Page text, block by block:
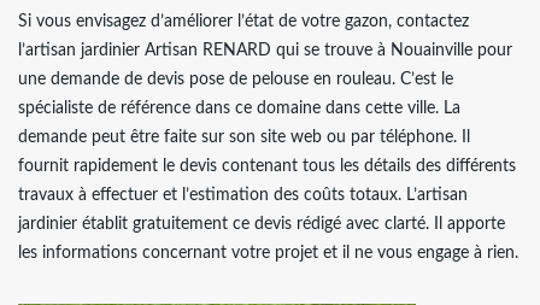
Si vous envisagez d’améliorer l’état de votre gazon, contactez
l’artisan jardinier Artisan RENARD qui se trouve à Nouainville pour
une demande de devis pose de pelouse en rouleau. C’est le
spécialiste de référence dans ce domaine dans cette ville. La
demande peut être faite sur son site web ou par téléphone. Il
fournit rapidement le devis contenant tous les détails des différents
travaux à effectuer et l’estimation des coûts totaux. L’artisan
jardinier établit gratuitement ce devis rédigé avec clarté. Il apporte
les informations concernant votre projet et il ne vous engage à rien.